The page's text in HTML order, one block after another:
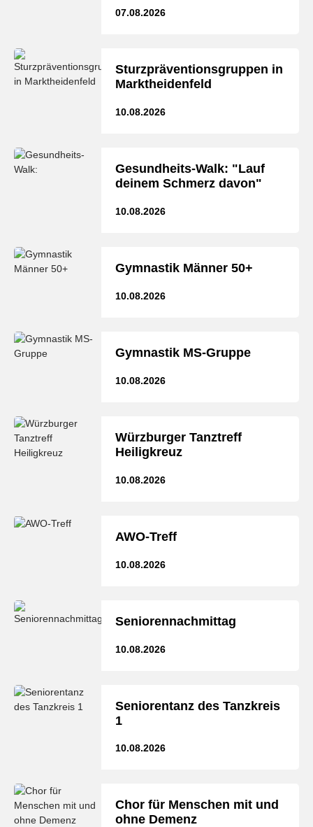
07.08.2026
Sturzpräventionsgruppen in
Marktheidenfeld
10.08.2026
Gesundheits-Walk: "Lauf
deinem Schmerz davon"
10.08.2026
Gymnastik Männer 50+
10.08.2026
Gymnastik MS-Gruppe
10.08.2026
Würzburger Tanztreff
Heiligkreuz
10.08.2026
AWO-Treff
10.08.2026
Seniorennachmittag
10.08.2026
Seniorentanz des Tanzkreis
1
10.08.2026
Chor für Menschen mit und
ohne Demenz